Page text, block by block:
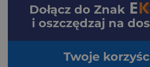
Dołącz do Znak
i oszczędzaj na
Twoje